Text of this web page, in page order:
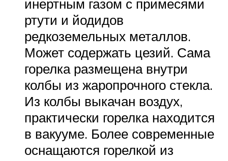
инертным газом с примесями
ртути и йодидов
редкоземельных металлов.
Может содержать цезий. Сама
горелка размещена внутри
колбы из жаропрочного стекла.
Из колбы выкачан воздух,
практически горелка находится
в вакууме. Более современные
оснащаются горелкой из